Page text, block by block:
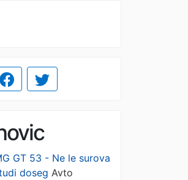
GT 53 - Ne le surova
doseg Avto